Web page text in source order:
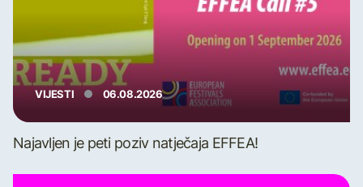
VIJESTI 06.08.2026
Najavljen je peti poziv natječaja EFFEA!